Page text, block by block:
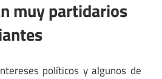
muy partidarios
políticos y algunos de